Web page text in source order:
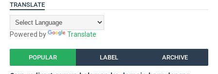
TRANSLATE
Powered by Translate
POPULAR LABEL ARCHIVE